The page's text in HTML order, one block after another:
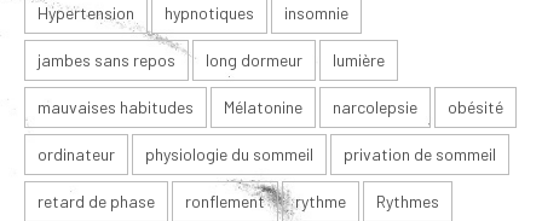
Hypertension hypnotiques insomnie
jambes sans repos long dormeur lumière
mauvaises habitudes Mélatonine narcolepsie obésité
ordinateur physiologie du sommeil privation de sommeil
retard de phase ronflement rythme Rythmes